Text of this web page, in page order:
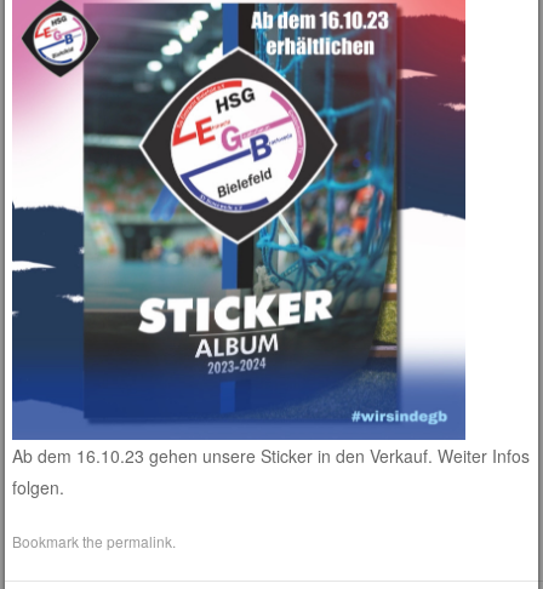
Ab dem 16.10.23 gehen unsere Sticker in den Verkauf. Weiter Infos
folgen.
Bookmark thepermalink